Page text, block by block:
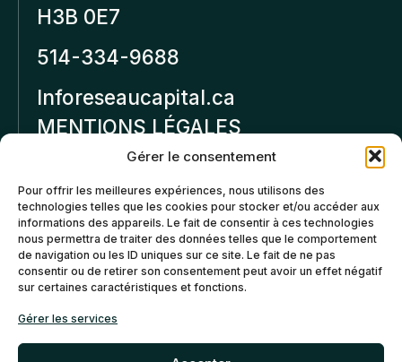
Gérer le consentement
Pour offrir les meilleures expériences, nous utilisons des
technologies telles que les cookies pour stocker et/ou accéder aux
informations des appareils. Le fait de consentir à ces technologies
nous permettra de traiter des données telles que le comportement
de navigation ou les ID uniques sur ce site. Le fait de ne pas
consentir ou de retirer son consentement peut avoir un effet négatif
sur certaines caractéristiques et fonctions.
Gérer les services
H3B 0E7
514-334-9688
Inforeseaucapital.ca
MENTIONS LÉGALES
Politique de
confidentialité
Politiques d’annulation et
de remboursement
Politique de cookies (CA)